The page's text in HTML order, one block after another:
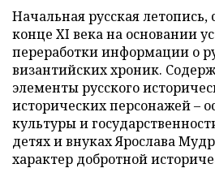
Начальная русская летопись,
конце XI века на основании
переработки информации о
византийских хроник.
элементы русского
исторических персонажей –
культуры и
детях и внуках Ярослава
характер добротной